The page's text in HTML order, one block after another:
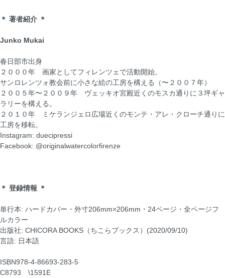
＊ 著者紹介 ＊
Junko Mukai
春日部市出身
２０００年 画家としてフィレンツェで活動開始。
サンロレンツォ教会前に小さな絵の工房を構える（〜２００７年）
２００５年〜２００９年 ヴェッキオ宮殿近くのモスカ通りに３坪ギャ
ラリーを構える。
２０１０年 ミケランジェロ広場近くのモンテ・アレ・クローチ通りに
工房を移転。
Instagram: duecipressi
Facebook: @originalwatercolorfirenze
＊ 登録情報 ＊
単行本: ハードカバー・外寸206mm×206mm・24ページ・全ページフ
ルカラー
出版社: CHICORA BOOKS（ちこらブックス）(2020/09/10)
言語: 日本語
ISBN978-4-86693-283-5
C8793 \1591E